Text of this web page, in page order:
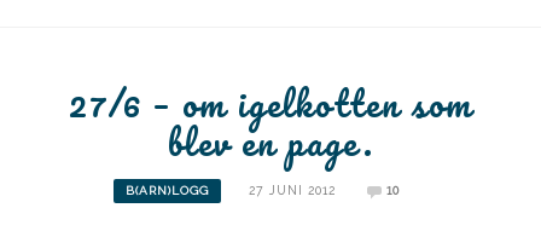
27/6 – om igelkotten som
blev en page.
B(ARN)LOGG 27 JUNI 2012 10